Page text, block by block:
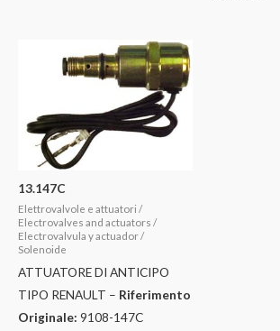
13.147C
Elettrovalvole e attuatori /
Electrovalves and actuators /
Electrovalvula y actuador /
Solenoide
ATTUATORE DI ANTICIPO
TIPO RENAULT – Riferimento
Originale: 9108-147C